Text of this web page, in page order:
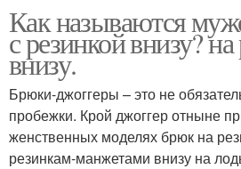
Как называются
с резинкой внизу?
внизу.
Брюки-джоггеры – это не
пробежки. Крой джоггер отныне
женственных моделях брюк на
резинкам-манжетами внизу на